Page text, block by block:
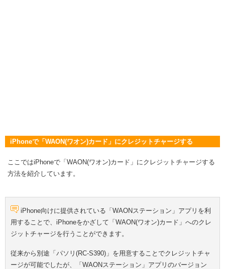
iPhoneで「WAON(ワオン)カード」にクレジットチャージする
ここではiPhoneで「WAON(ワオン)カード」にクレジットチャージする
方法を紹介しています。
iPhone向けに提供されている「WAONステーション」アプリを利
用することで、iPhoneをかざして「WAON(ワオン)カード」へのクレ
ジットチャージを行うことができます。
従来から別途「パソリ(RC-S390)」を用意することでクレジットチャ
ージが可能でしたが、「WAONステーション」アプリのバージョン